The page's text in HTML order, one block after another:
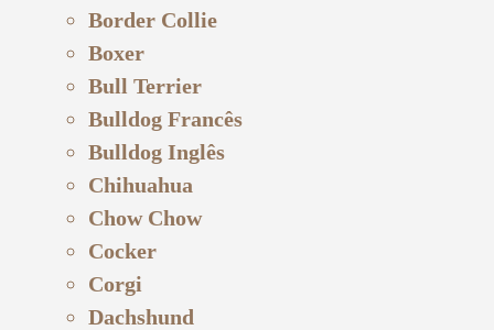
Border Collie
Boxer
Bull Terrier
Bulldog Francês
Bulldog Inglês
Chihuahua
Chow Chow
Cocker
Corgi
Dachshund